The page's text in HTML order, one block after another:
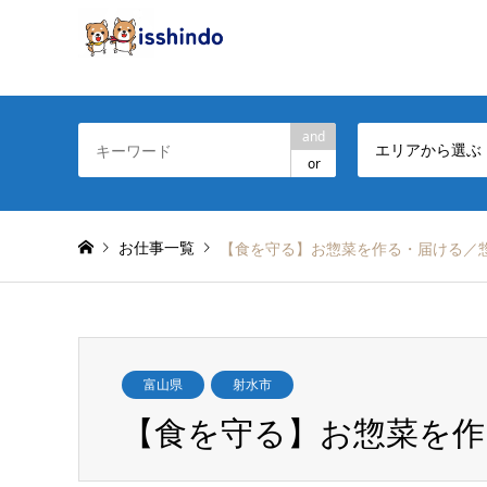
and
or
エリアから選ぶ
お仕事一覧 【食を守る】お惣菜を作る・届ける
富山県 射水市
【食を守る】お惣菜を